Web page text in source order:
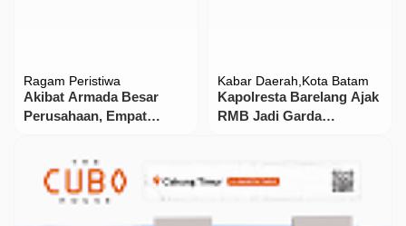
Kabar Daerah
Menjelang Kongres
Persatuan, PWI Jabar
Pendidikan
Purwakarta Tertibkan
Pelajar Bermotor, 19